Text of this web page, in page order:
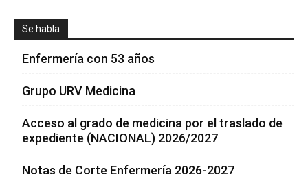
Se habla
Enfermería con 53 años
Grupo URV Medicina
Acceso al grado de medicina por el traslado de
expediente (NACIONAL) 2026/2027
Notas de Corte Enfermería 2026-2027